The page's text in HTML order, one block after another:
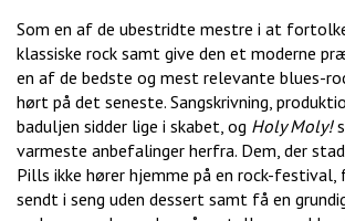
Som en af de ubestridte mestre i at
klassiske rock samt give den et moderne
en af de bedste og mest relevante blues-
hørt på det seneste. Sangskrivning,
baduljen sidder lige i skabet, og Holy Moly!
varmeste anbefalinger herfra. Dem, der
Pills ikke hører hjemme på en rock-
sendt i seng uden dessert samt få en